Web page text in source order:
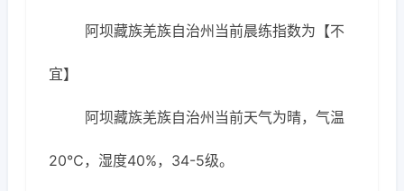
阿坝藏族羌族自治州当前晨练指数为【不
宜】
阿坝藏族羌族自治州当前天气为晴，气温
20℃，湿度40%，34-5级。